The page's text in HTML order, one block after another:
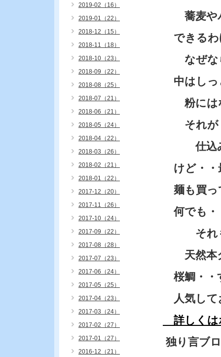
蕎麦やパ
できるわ
なぜな
中はしっ
粉には
それが
仕込み
けど・・
麺も買っ
何でも・
それも
天然本
桜鯛・・
人気して
詳しくは
独り言ブ
2019-02（16）
2019-01（22）
2018-12（15）
2018-11（18）
2018-10（23）
2018-09（22）
2018-08（25）
2018-07（21）
2018-06（21）
2018-05（24）
2018-04（22）
2018-03（26）
2018-02（21）
2018-01（22）
2017-12（20）
2017-11（26）
2017-10（24）
2017-09（22）
2017-08（28）
2017-07（23）
2017-06（24）
2017-05（25）
2017-04（23）
2017-03（24）
2017-02（27）
2017-01（27）
2016-12（21）